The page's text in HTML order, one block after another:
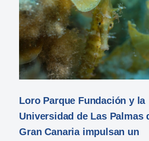
Loro Parque Fundación y la
Universidad de Las Palmas
Gran Canaria impulsan un